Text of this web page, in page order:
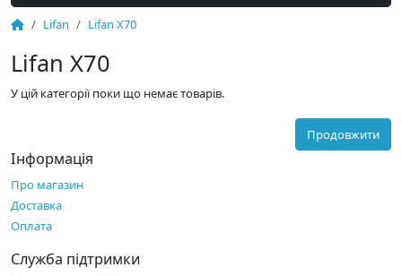
Lifan Lifan X70
Lifan X70
У цій категорії поки що немає товарів.
Продовжити
Інформація
Про магазин
Доставка
Оплата
Служба підтримки